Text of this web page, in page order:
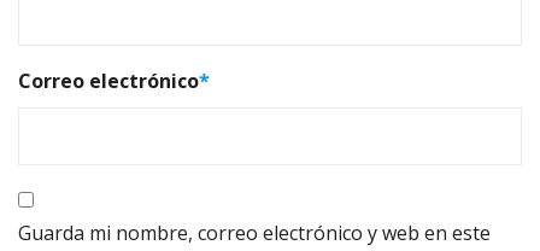
Correo electrónico*
Guarda mi nombre, correo electrónico y web en este